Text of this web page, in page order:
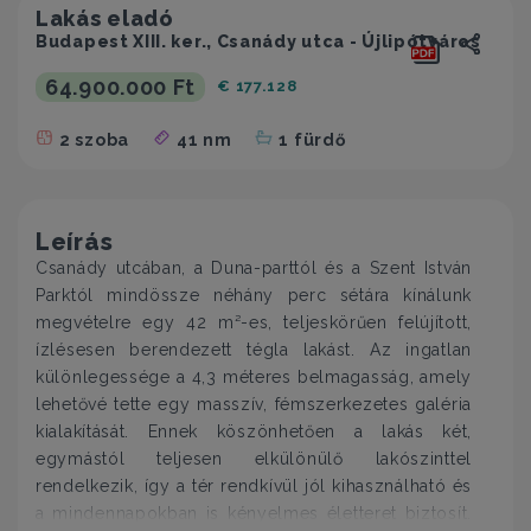
Lakás eladó
Budapest XIII. ker., Csanády utca - Újlipótváros
64.900.000 Ft € 177.128
2 szoba 41 nm 1 fürdő
Leírás
Csanády utcában, a Duna-parttól és a Szent István
Parktól mindössze néhány perc sétára kínálunk
megvételre egy 42 m²-es, teljeskörűen felújított,
ízlésesen berendezett tégla lakást. Az ingatlan
különlegessége a 4,3 méteres belmagasság, amely
lehetővé tette egy masszív, fémszerkezetes galéria
kialakítását. Ennek köszönhetően a lakás két,
egymástól teljesen elkülönülő lakószinttel
rendelkezik, így a tér rendkívül jól kihasználható és
a mindennapokban is kényelmes életteret biztosít.